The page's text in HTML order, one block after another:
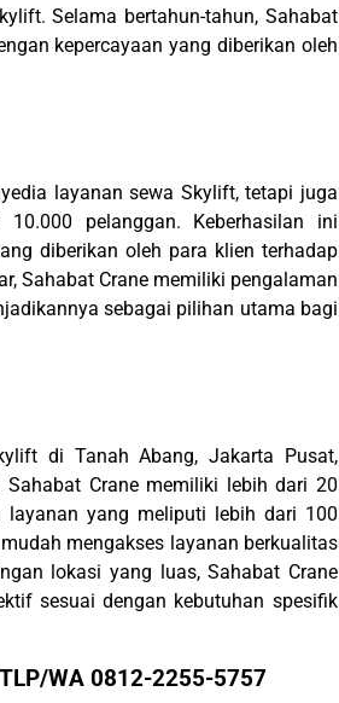
Selama bertahun-tahun, Sahabat
kepercayaan yang diberikan oleh
layanan sewa Skylift, tetapi juga
pelanggan. Keberhasilan ini
diberikan oleh para klien terhadap
Sahabat Crane memiliki pengalaman
sebagai pilihan utama bagi
di Tanah Abang, Jakarta Pusat,
Crane memiliki lebih dari 20
layanan yang meliputi lebih dari 100
mengakses layanan berkualitas
lokasi yang luas, Sahabat Crane
sesuai dengan kebutuhan spesifik
WA 0812-2255-5757